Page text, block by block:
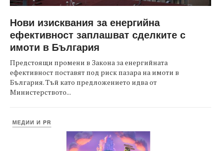
Нови изисквания за енергийна
ефективност заплашват сделките с
имоти в България
Предстоящи промени в Закона за енергийната
ефективност поставят под риск пазара на имоти в
България. Тъй като предложението идва от
Министерството...
МЕДИИ И PR